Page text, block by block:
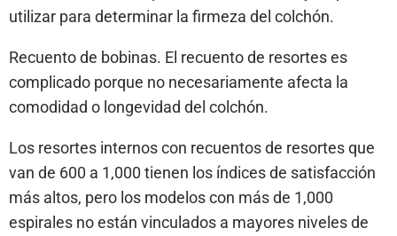
utilizar para determinar la firmeza del colchón.
Recuento de bobinas. El recuento de resortes es
complicado porque no necesariamente afecta la
comodidad o longevidad del colchón.
Los resortes internos con recuentos de resortes que
van de 600 a 1,000 tienen los índices de satisfacción
más altos, pero los modelos con más de 1,000
espirales no están vinculados a mayores niveles de